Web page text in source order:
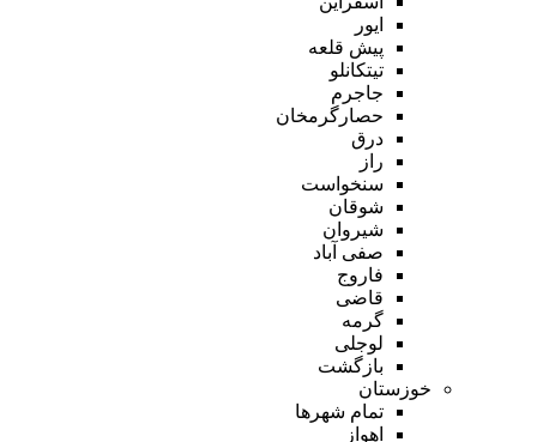
ایور
پیش قلعه
تیتکانلو
جاجرم
حصارگرمخان
درق
راز
سنخواست
شوقان
شیروان
صفی آباد
فاروج
قاضی
گرمه
لوجلی
بازگشت
خوزستان
تمام شهر‌ها
اهواز